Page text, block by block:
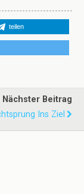
teilen
Nächster Beitrag
Ins Ziel